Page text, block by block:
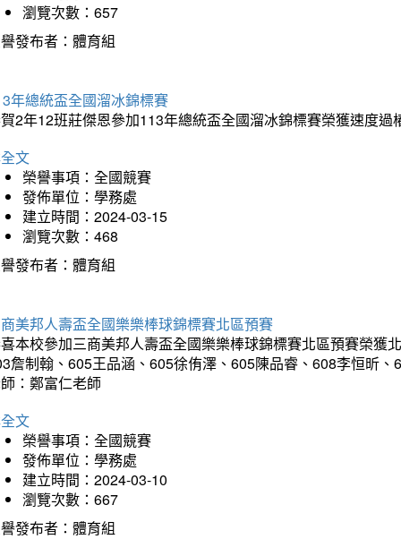
瀏覽次數：657
發布者：體育組
年總統盃全國溜冰錦標賽
2年12班莊傑恩參加113年總統盃全國溜冰錦標賽榮獲速度過
文
榮譽事項：全國競賽
發佈單位：學務處
建立時間：2024-03-15
瀏覽次數：468
發布者：體育組
美邦人壽盃全國樂樂棒球錦標賽北區預賽
本校參加三商美邦人壽盃全國樂樂棒球錦標賽北區預賽榮
詹制翰、605王品涵、605徐侑澤、605陳品睿、608李恒昕
：鄭富仁老師
文
榮譽事項：全國競賽
發佈單位：學務處
建立時間：2024-03-10
瀏覽次數：667
發布者：體育組